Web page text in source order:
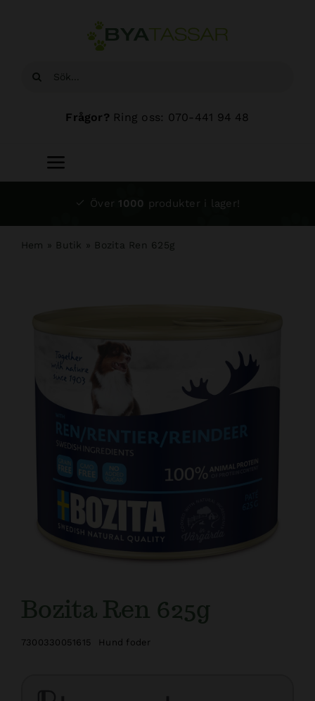
Sök
Frågor? Ring oss: 070-441 94 48
Toggle
Navigation
Över 1000 produkter i lager!
Hem » Butik » Bozita Ren 625g
Bozita Ren 625g
7300330051615 Hund foder